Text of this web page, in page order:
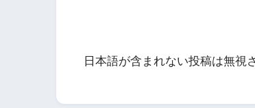
日本語が含まれない投稿は無視